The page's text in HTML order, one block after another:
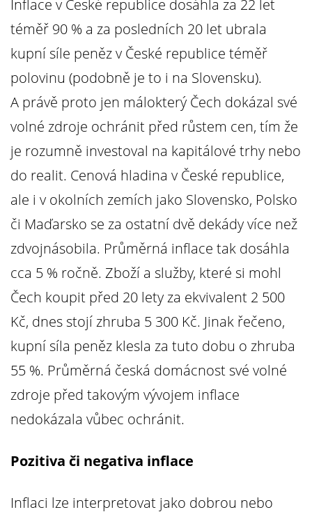
Inflace v České republice dosáhla za 22 let
téměř 90 % a za posledních 20 let ubrala
kupní síle peněz v České republice téměř
polovinu (podobně je to i na Slovensku).
A právě proto jen málokterý Čech dokázal své
volné zdroje ochránit před růstem cen, tím že
je rozumně investoval na kapitálové trhy nebo
do realit. Cenová hladina v České republice,
ale i v okolních zemích jako Slovensko, Polsko
či Maďarsko se za ostatní dvě dekády více než
zdvojnásobila. Průměrná inflace tak dosáhla
cca 5 % ročně. Zboží a služby, které si mohl
Čech koupit před 20 lety za ekvivalent 2 500
Kč, dnes stojí zhruba 5 300 Kč. Jinak řečeno,
kupní síla peněz klesla za tuto dobu o zhruba
55 %. Průměrná česká domácnost své volné
zdroje před takovým vývojem inflace
nedokázala vůbec ochránit.
Pozitiva či negativa inflace
Inflaci lze interpretovat jako dobrou nebo